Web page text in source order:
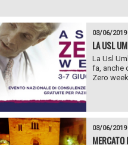
03/06/2019
LA USL
La Usl
fa, anche
Zero
03/06/2019
MERCATO